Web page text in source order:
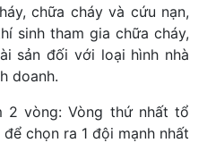
chữa cháy và cứu nạn,
sinh tham gia chữa cháy,
sản đối với loại hình nhà
doanh.
vòng: Vòng thứ nhất tổ
chọn ra 1 đội mạnh nhất